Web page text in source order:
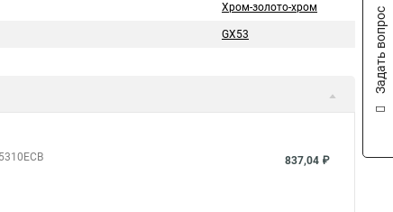
Хром-золото-хром
GX53
837,04 ₽
Задать вопрос